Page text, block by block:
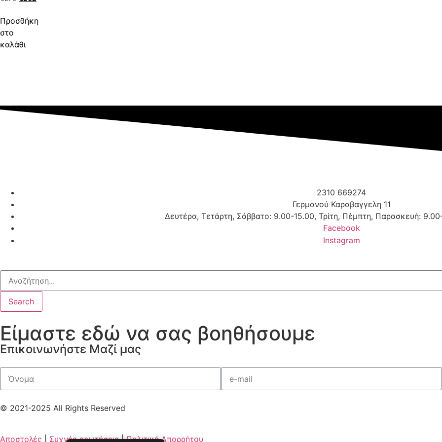
Προσθήκη
στο
καλάθι
2310 669274
Γερμανού Καραβαγγελη 11
Δευτέρα, Τετάρτη, Σάββατο: 9.00-15.00, Τρίτη, Πέμπτη, Παρασκευή:
Facebook
Instagram
Search
Είμαστε εδώ να σας βοηθήσουμε
Επικοινωνήστε Μαζί μας
© 2021-2025 All Rights Reserved
Αποστολές Συχνές ερωτήσεις|Πολιτική Απορρήτου